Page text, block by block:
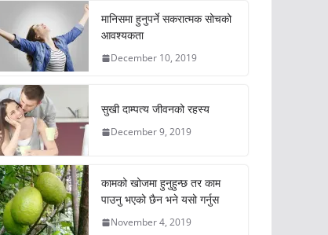
मानिसमा हुनुपर्ने सकरात्मक सोचको
आवश्यकता
December 10, 2019
सुखी दाम्पत्य जीवनको रहस्य
December 9, 2019
कामको खोजमा हुनुहुन्छ तर काम
पाउनु भएको छैन भने यसो गर्नुस
November 4, 2019